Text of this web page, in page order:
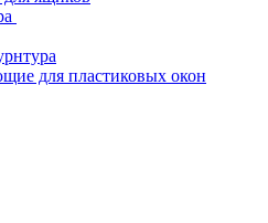
для пластиковых окон